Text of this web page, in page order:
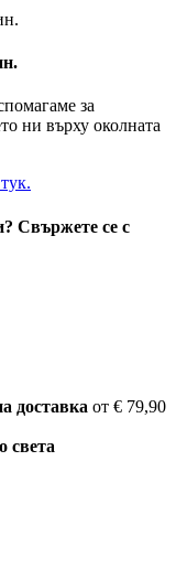
за
ни върху околната
Свържете се с
доставка от € 79,90
света